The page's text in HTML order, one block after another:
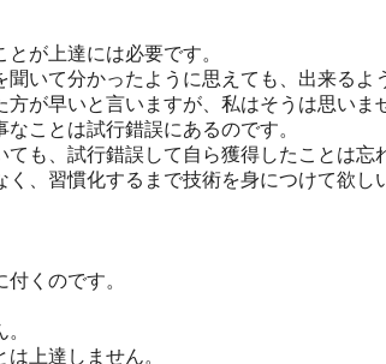
が上達には必要です。
いて分かったように思えても、出来るよ
が早いと言いますが、私はそうは思いま
ことは試行錯誤にあるのです。
も、試行錯誤して自ら獲得したことは忘
、習慣化するまで技術を身につけて欲し
くのです。
上達しません。